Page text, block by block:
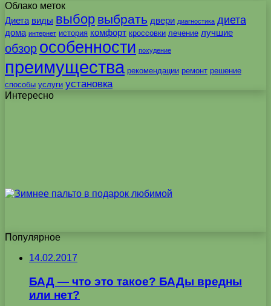
Облако меток
Диета виды выбор выбрать двери диагностика диета
дома интернет история комфорт кроссовки лечение лучшие
обзор особенности похудение
преимущества рекомендации ремонт решение
способы услуги установка
Интересно
Популярное
14.02.2017
БАД — что это такое? БАДы вредны
или нет?